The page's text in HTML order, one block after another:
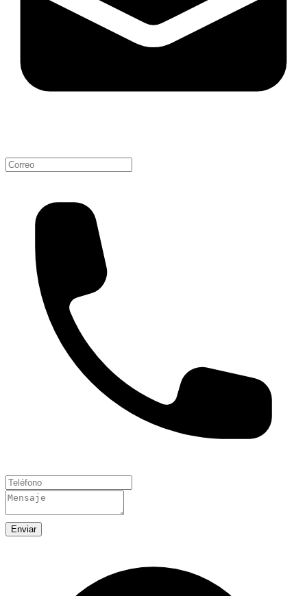
Enviar